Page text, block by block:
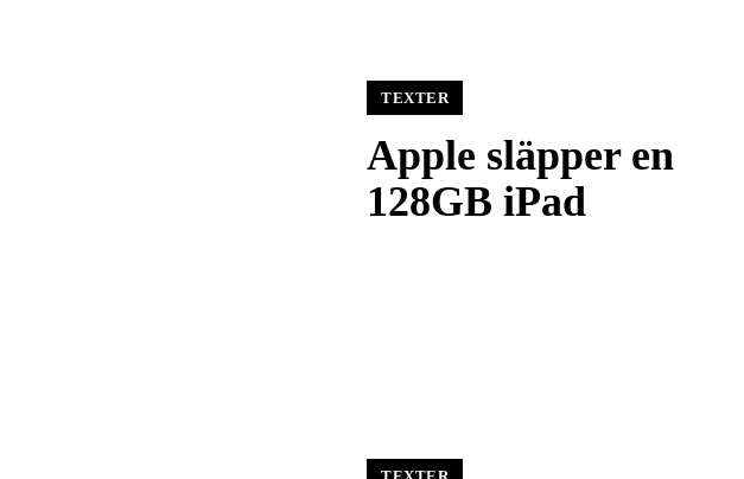
TEXTER
Apple släpper en
128GB iPad
TEXTER